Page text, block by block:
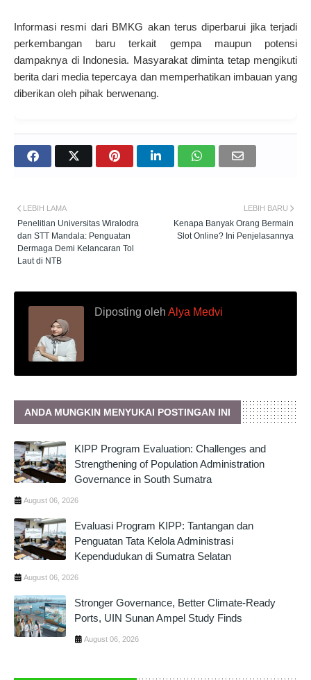
Informasi resmi dari BMKG akan terus diperbarui jika terjadi
perkembangan baru terkait gempa maupun potensi
dampaknya di Indonesia. Masyarakat diminta tetap mengikuti
berita dari media tepercaya dan memperhatikan imbauan yang
diberikan oleh pihak berwenang.
LEBIH BARU
Kenapa Banyak Orang Bermain
Slot Online? Ini Penjelasannya
LEBIH LAMA
Penelitian Universitas Wiralodra
dan STT Mandala: Penguatan
Dermaga Demi Kelancaran Tol
Laut di NTB
Diposting oleh Alya Medvi
ANDA MUNGKIN MENYUKAI POSTINGAN INI
KIPP Program Evaluation: Challenges and
Strengthening of Population Administration
Governance in South Sumatra
August 06, 2026
Evaluasi Program KIPP: Tantangan dan
Penguatan Tata Kelola Administrasi
Kependudukan di Sumatra Selatan
August 06, 2026
Stronger Governance, Better Climate-Ready
Ports, UIN Sunan Ampel Study Finds
August 06, 2026